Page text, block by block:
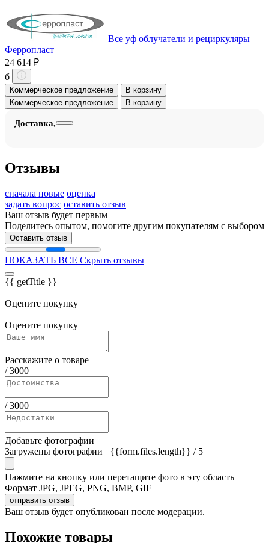
Все уф облучатели и рециркуляры
Ферропласт
24 614 ₽
б
Коммерческое предложение
В корзину
Коммерческое предложение
В корзину
Доставка,
Отзывы
сначала новые оценка
задать вопрос оставить отзыв
Ваш отзыв будет первым
Поделитесь опытом, помогите другим покупателям с выбором
Оставить отзыв
ПОКАЗАТЬ ВСЕ Скрыть отзывы
{{ getTitle }}
Оцените покупку
Оцените покупку
Расскажите о товаре
/3000
/3000
Добавьте фотографии
Загружены фотографии
{{form.files.length}} / 5
Нажмите на кнопку или перетащите фото в эту область
Формат JPG, JPEG, PNG, BMP, GIF
отправить отзыв
Ваш отзыв будет опубликован после модерации.
Похожие товары